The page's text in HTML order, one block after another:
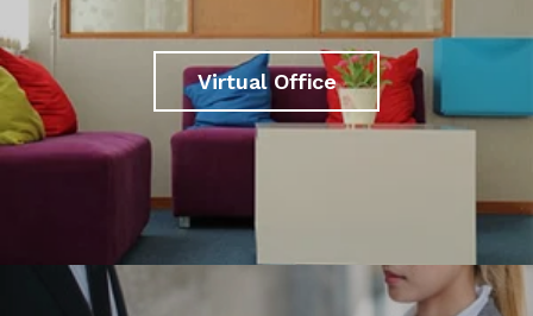
Virtual Office